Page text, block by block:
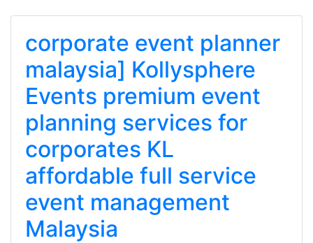
corporate event planner
malaysia] Kollysphere
Events premium event
planning services for
corporates KL
affordable full service
event management
Malaysia